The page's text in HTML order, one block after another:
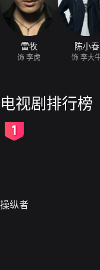
雷牧
饰 李虎
陈小春
饰 李大
电视剧排行榜
操纵者